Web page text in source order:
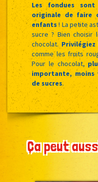
Les fondues
originale de faire
enfants! La petite
sucre ? Bien choisir
chocolat.
comme les fruits
Pour le chocolat,
importante,
de sucres.
Ça peut